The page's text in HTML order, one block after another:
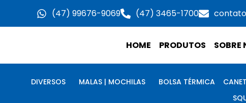
(47) 99676-9069 (47) 3465-1700
HOME PRODUTOS SOBRE
DIVERSOS MALAS | MOCHILAS BOLSA TÉRMICA